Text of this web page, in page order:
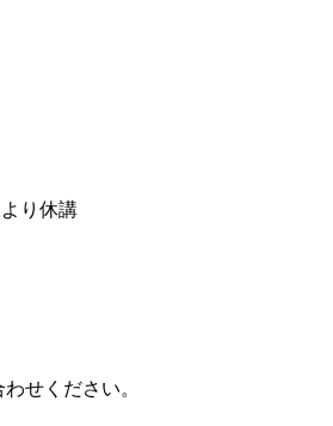
り休講
せください。